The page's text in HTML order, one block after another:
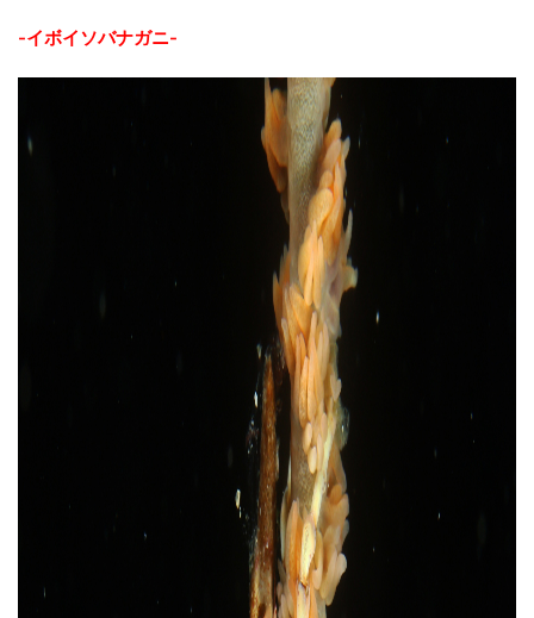
-イボイソバナガニ-